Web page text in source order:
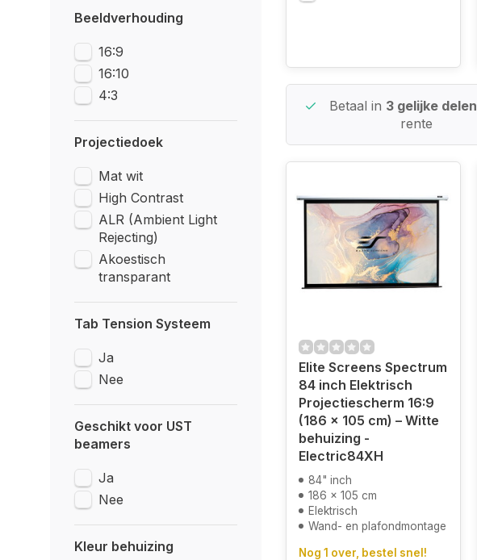
Beeldverhouding
16:9
16:10
4:3
Projectiedoek
Mat wit
High Contrast
ALR (Ambient Light
Rejecting)
Akoestisch
transparant
Tab Tension Systeem
Ja
Nee
Geschikt voor UST
beamers
Ja
Nee
Kleur behuizing
Betaal in 3 gelijke delen
rente
Elite Screens Spectrum
84 inch Elektrisch
Projectiescherm 16:9
(186 x 105 cm) – Witte
behuizing -
Electric84XH
84" inch
186 x 105 cm
Elektrisch
Wand- en plafondmontage
Nog 1 over, bestel snel!